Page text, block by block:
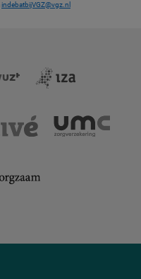
indebatbijVGZ@vgz.nl